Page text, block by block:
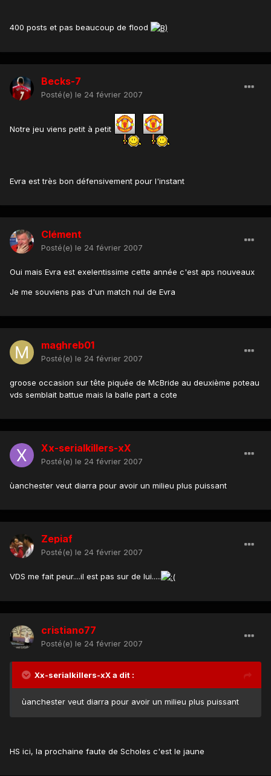
400 posts et pas beaucoup de flood
Becks-7
Posté(e) le 24 février 2007
Notre jeu viens petit à petit
Evra est très bon défensivement pour l'instant
Clément
Posté(e) le 24 février 2007
Oui mais Evra est exelentissime cette année c'est aps nouveaux
Je me souviens pas d'un match nul de Evra
maghreb01
Posté(e) le 24 février 2007
groose occasion sur tête piquée de McBride au deuxième poteau
vds semblait battue mais la balle part a cote
Xx-serialkillers-xX
Posté(e) le 24 février 2007
ùanchester veut diarra pour avoir un milieu plus puissant
Zepiaf
Posté(e) le 24 février 2007
VDS me fait peur....il est pas sur de lui.....
cristiano77
Posté(e) le 24 février 2007
Xx-serialkillers-xX a dit :
ùanchester veut diarra pour avoir un milieu plus puissant
HS ici, la prochaine faute de Scholes c'est le jaune